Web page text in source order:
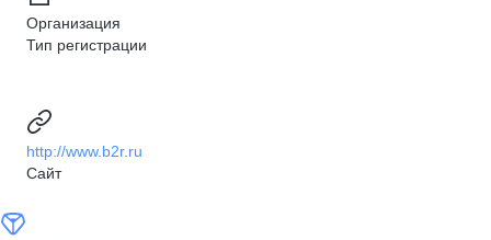
Организация
Тип регистрации
http://www.b2r.ru
Сайт